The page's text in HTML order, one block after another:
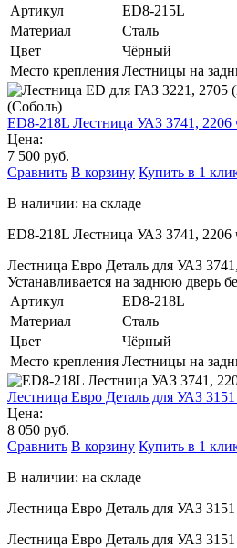
Артикул
ED8-215L
Материал
Сталь
Цвет
Чёрный
Место крепления Лестницы на
ED8-218L Лестница УАЗ 3741, 2206
Цена:
7 500 руб.
Сравнить В корзину Купить в 1
В наличии: на складе
ED8-218L Лестница УАЗ 3741, 2206
Лестница Евро Деталь для УАЗ
Устанавливается на заднюю дверь
Артикул
ED8-218L
Материал
Сталь
Цвет
Чёрный
Место крепления Лестницы на
Лестница Евро Деталь для УАЗ
Цена:
8 050 руб.
Сравнить В корзину Купить в 1
В наличии: на складе
Лестница Евро Деталь для УАЗ
Лестница Евро Деталь для УАЗ